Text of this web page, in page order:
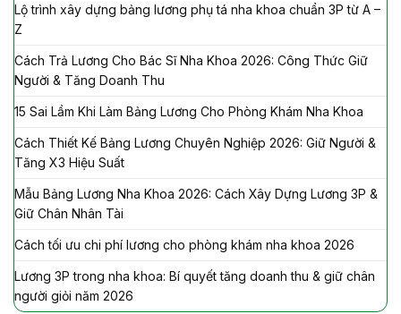
Lộ trình xây dựng bảng lương phụ tá nha khoa chuẩn 3P từ A –
Z
Cách Trả Lương Cho Bác Sĩ Nha Khoa 2026: Công Thức Giữ
Người & Tăng Doanh Thu
15 Sai Lầm Khi Làm Bảng Lương Cho Phòng Khám Nha Khoa
Cách Thiết Kế Bảng Lương Chuyên Nghiệp 2026: Giữ Người &
Tăng X3 Hiệu Suất
Mẫu Bảng Lương Nha Khoa 2026: Cách Xây Dựng Lương 3P &
Giữ Chân Nhân Tài
Cách tối ưu chi phí lương cho phòng khám nha khoa 2026
Lương 3P trong nha khoa: Bí quyết tăng doanh thu & giữ chân
người giỏi năm 2026